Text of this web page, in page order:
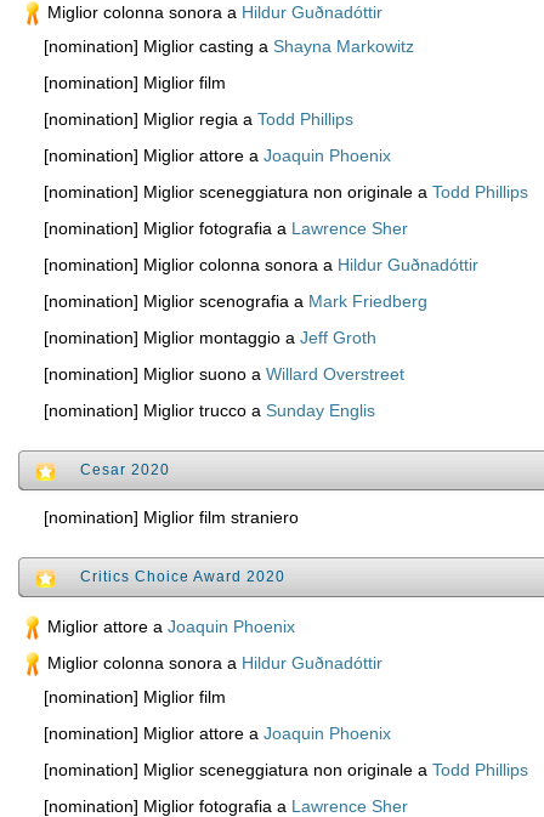
Miglior colonna sonora a Hildur Guðnadóttir
[nomination] Miglior casting a Shayna Markowitz
[nomination] Miglior film
[nomination] Miglior regia a Todd Phillips
[nomination] Miglior attore a Joaquin Phoenix
[nomination] Miglior sceneggiatura non originale a Todd Phillips
[nomination] Miglior fotografia a Lawrence Sher
[nomination] Miglior colonna sonora a Hildur Guðnadóttir
[nomination] Miglior scenografia a Mark Friedberg
[nomination] Miglior montaggio a Jeff Groth
[nomination] Miglior suono a Willard Overstreet
[nomination] Miglior trucco a Sunday Englis
Cesar 2020
[nomination] Miglior film straniero
Critics Choice Award 2020
Miglior attore a Joaquin Phoenix
Miglior colonna sonora a Hildur Guðnadóttir
[nomination] Miglior film
[nomination] Miglior attore a Joaquin Phoenix
[nomination] Miglior sceneggiatura non originale a Todd Phillips
[nomination] Miglior fotografia a Lawrence Sher